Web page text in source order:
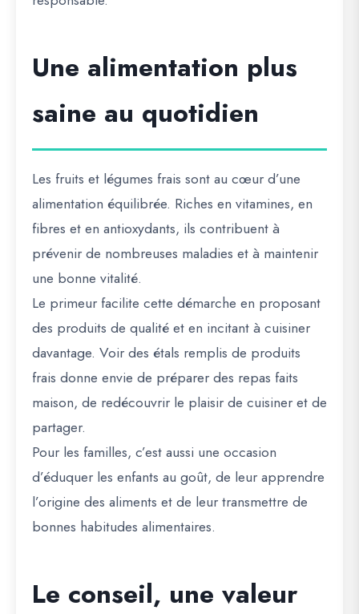
Une alimentation plus
saine au quotidien
Les fruits et légumes frais sont au cœur d’une
alimentation équilibrée. Riches en vitamines, en
fibres et en antioxydants, ils contribuent à
prévenir de nombreuses maladies et à maintenir
une bonne vitalité.
Le primeur facilite cette démarche en proposant
des produits de qualité et en incitant à cuisiner
davantage. Voir des étals remplis de produits
frais donne envie de préparer des repas faits
maison, de redécouvrir le plaisir de cuisiner et de
partager.
Pour les familles, c’est aussi une occasion
d’éduquer les enfants au goût, de leur apprendre
l’origine des aliments et de leur transmettre de
bonnes habitudes alimentaires.
Le conseil, une valeur